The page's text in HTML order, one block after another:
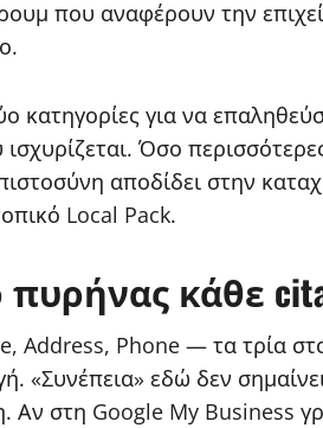
που αναφέρουν την
κατηγορίες για να
ισχυρίζεται. Όσο
αποδίδει στην
Local Pack.
πυρήνας κάθε
Address, Phone — τα τρία
«Συνέπεια» εδώ δεν
Αν στη Google My Business